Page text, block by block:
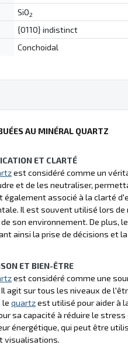
SiO2
{0110} indistinct
Conchoidal
AU MINÉRAL QUARTZ
ET CLARTÉ
est considéré comme un
et de les neutraliser,
également associé à la clarté
Il est souvent utilisé lors
son environnement. De plus, le
ainsi la prise de décisions et
ET BIEN-ÊTRE
est considéré comme une
Il agit sur tous les niveaux de
le quartzest utilisé pour aider à
sa capacité à réduire le
énergétique, qui peut être
visualisations.